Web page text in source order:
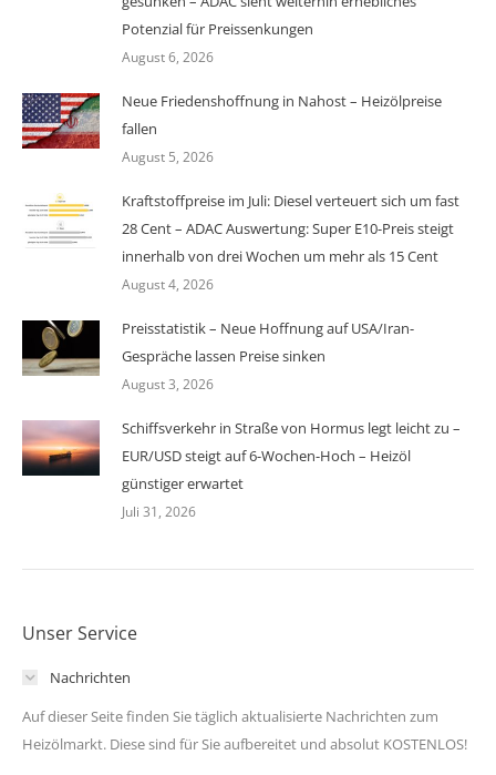
Potenzial für Preissenkungen
August 6, 2026
Neue Friedenshoffnung in Nahost – Heizölpreise
fallen
August 5, 2026
Kraftstoffpreise im Juli: Diesel verteuert sich um fast
28 Cent – ADAC Auswertung: Super E10-Preis steigt
innerhalb von drei Wochen um mehr als 15 Cent
August 4, 2026
Preisstatistik – Neue Hoffnung auf USA/Iran-
Gespräche lassen Preise sinken
August 3, 2026
Schiffsverkehr in Straße von Hormus legt leicht zu –
EUR/USD steigt auf 6-Wochen-Hoch – Heizöl
günstiger erwartet
Juli 31, 2026
Unser Service
Nachrichten
Auf dieser Seite finden Sie täglich aktualisierte Nachrichten zum
Heizölmarkt. Diese sind für Sie aufbereitet und absolut KOSTENLOS!